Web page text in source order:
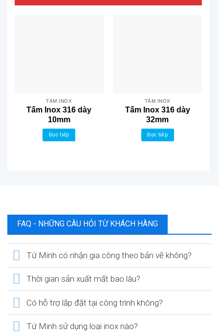
TẤM INOX
Tấm Inox 316 dày
10mm
Đọc tiếp
TẤM INOX
Tấm Inox 316 dày
32mm
Đọc tiếp
FAQ - NHỮNG CÂU HỎI TỪ KHÁCH HÀNG
Tứ Minh có nhận gia công theo bản vẽ không?
Thời gian sản xuất mất bao lâu?
Có hỗ trợ lắp đặt tại công trình không?
Tứ Minh sử dụng loại inox nào?